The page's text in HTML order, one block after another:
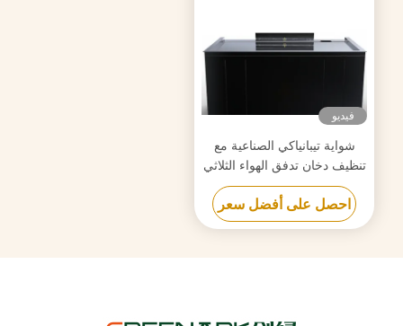
فيديو
شواية تيبانياكي الصناعية مع
تنظيف دخان تدفق الهواء الثلاثي
وتكنولوجيا مكافحة انسداد
احصل على أفضل سعر